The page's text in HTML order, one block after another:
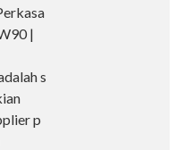
|
s
p